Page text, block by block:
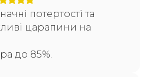
потертості та
царапини на
до 85%.